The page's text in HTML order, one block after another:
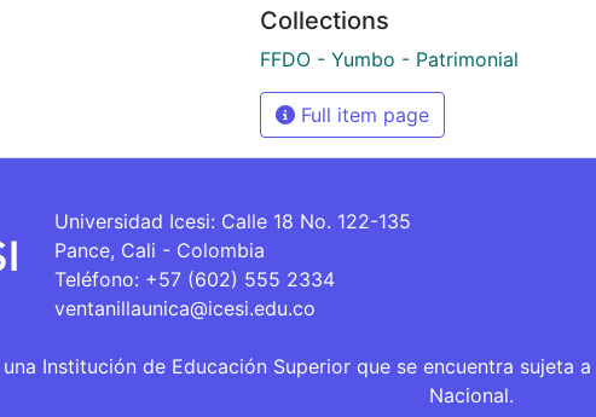
Collections
FFDO - Yumbo - Patrimonial
Full item page
Universidad Icesi: Calle 18 No. 122-135
Pance, Cali - Colombia
Teléfono: +57 (602) 555 2334
ventanillaunica@icesi.edu.co
Institución de Educación Superior que se encuentra sujeta
Nacional.